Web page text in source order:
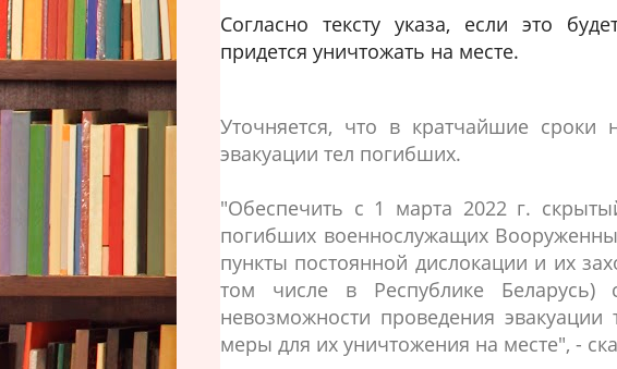
Согласно тексту указа, если это
придется уничтожать на месте.
Уточняется, что в кратчайшие
эвакуации тел погибших.
"Обеспечить с 1 марта 2022 г.
погибших военнослужащих
пункты постоянной дислокации и их
том числе в Республике
невозможности проведения
меры для их уничтожения на месте", -